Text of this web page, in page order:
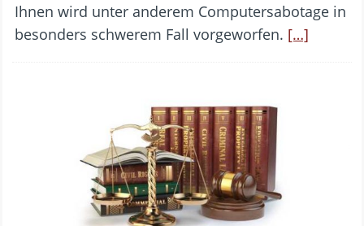
Ihnen wird unter anderem Computersabotage in
besonders schwerem Fall vorgeworfen. […]